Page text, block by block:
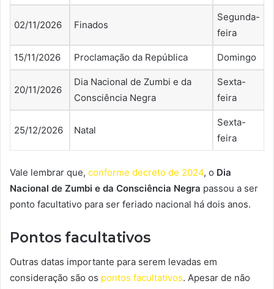
02/11/2026 Finados
Segunda-
feira
15/11/2026 Proclamação da República Domingo
20/11/2026
Dia Nacional de Zumbi e da
Consciência Negra
Sexta-
feira
25/12/2026 Natal
Sexta-
feira
Vale lembrar que, conforme decreto de 2024, o Dia
Nacional de Zumbi e da Consciência Negra passou a ser
ponto facultativo para ser feriado nacional há dois anos.
Pontos facultativos
Outras datas importante para serem levadas em
consideração são os pontos facultativos. Apesar de não